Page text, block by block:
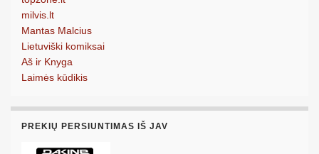
milvis.lt
Mantas Malcius
Lietuviški komiksai
Aš ir Knyga
Laimės kūdikis
PREKIŲ PERSIUNTIMAS IŠ JAV